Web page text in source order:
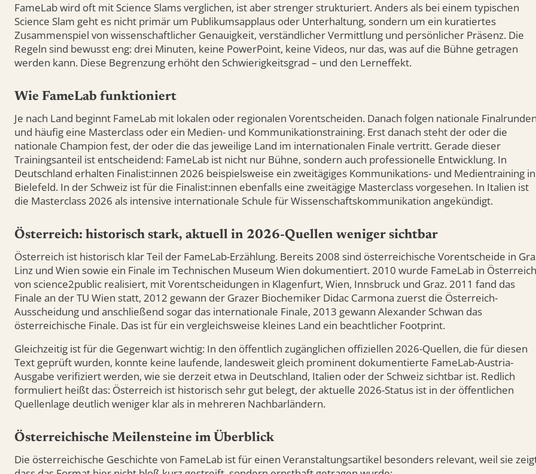
FameLab wird oft mit Science Slams verglichen, ist aber strenger strukturiert. Anders als bei einem typischen
Science Slam geht es nicht primär um Publikumsapplaus oder Unterhaltung, sondern um ein kuratiertes
Zusammenspiel von wissenschaftlicher Genauigkeit, verständlicher Vermittlung und persönlicher Präsenz. Die
Regeln sind bewusst eng: drei Minuten, keine PowerPoint, keine Videos, nur das, was auf die Bühne getragen
werden kann. Diese Begrenzung erhöht den Schwierigkeitsgrad – und den Lerneffekt.
Wie FameLab funktioniert
Je nach Land beginnt FameLab mit lokalen oder regionalen Vorentscheiden. Danach folgen nationale
und häufig eine Masterclass oder ein Medien- und Kommunikationstraining. Erst danach steht der oder die
nationale Champion fest, der oder die das jeweilige Land im internationalen Finale vertritt. Gerade dieser
Trainingsanteil ist entscheidend: FameLab ist nicht nur Bühne, sondern auch professionelle Entwicklung. In
Deutschland erhalten Finalist:innen 2026 beispielsweise ein zweitägiges Kommunikations- und Medientraining in
Bielefeld. In der Schweiz ist für die Finalist:innen ebenfalls eine zweitägige Masterclass vorgesehen. In Italien ist
die Masterclass 2026 als intensive internationale Schule für Wissenschaftskommunikation angekündigt.
Österreich: historisch stark, aktuell in 2026-Quellen weniger sichtbar
Österreich ist historisch klar Teil der FameLab-Erzählung. Bereits 2008 sind österreichische Vorentscheide in
Linz und Wien sowie ein Finale im Technischen Museum Wien dokumentiert. 2010 wurde FameLab in Österreich
von science2public realisiert, mit Vorentscheidungen in Klagenfurt, Wien, Innsbruck und Graz. 2011 fand das
Finale an der TU Wien statt, 2012 gewann der Grazer Biochemiker Didac Carmona zuerst die Österreich-
Ausscheidung und anschließend sogar das internationale Finale, 2013 gewann Alexander Schwan das
österreichische Finale. Das ist für ein vergleichsweise kleines Land ein beachtlicher Footprint.
Gleichzeitig ist für die Gegenwart wichtig: In den öffentlich zugänglichen offiziellen 2026-Quellen, die für diesen
Text geprüft wurden, konnte keine laufende, landesweit gleich prominent dokumentierte FameLab-Austria-
Ausgabe verifiziert werden, wie sie derzeit etwa in Deutschland, Italien oder der Schweiz sichtbar ist. Redlich
formuliert heißt das: Österreich ist historisch sehr gut belegt, der aktuelle 2026-Status ist in der öffentlichen
Quellenlage deutlich weniger klar als in mehreren Nachbarländern.
Österreichische Meilensteine im Überblick
Die österreichische Geschichte von FameLab ist für einen Veranstaltungsartikel besonders relevant, weil sie